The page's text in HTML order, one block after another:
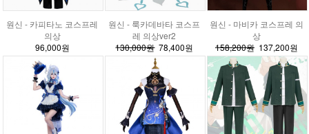
원신 - 카피타노 코스프레
의상
96,000원
원신 - 룩카데바타 코스프
레 의상ver2
130,000원78,400원
원신 - 마비카 코스프레 의
상
158,200원137,200원